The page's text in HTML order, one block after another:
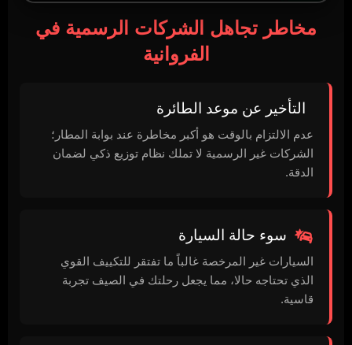
مخاطر تجاهل الشركات الرسمية في
الفروانية
التأخير عن موعد الطائرة
عدم الالتزام بالوقت هو أكبر مخاطرة عند بوابة المطار؛
الشركات غير الرسمية لا تملك نظام توزيع ذكي لضمان
الدقة.
سوء حالة السيارة
السيارات غير المرخصة غالباً ما تفتقر للتكييف القوي
الذي تحتاجه حالا، مما يجعل رحلتك في الصيف تجربة
قاسية.